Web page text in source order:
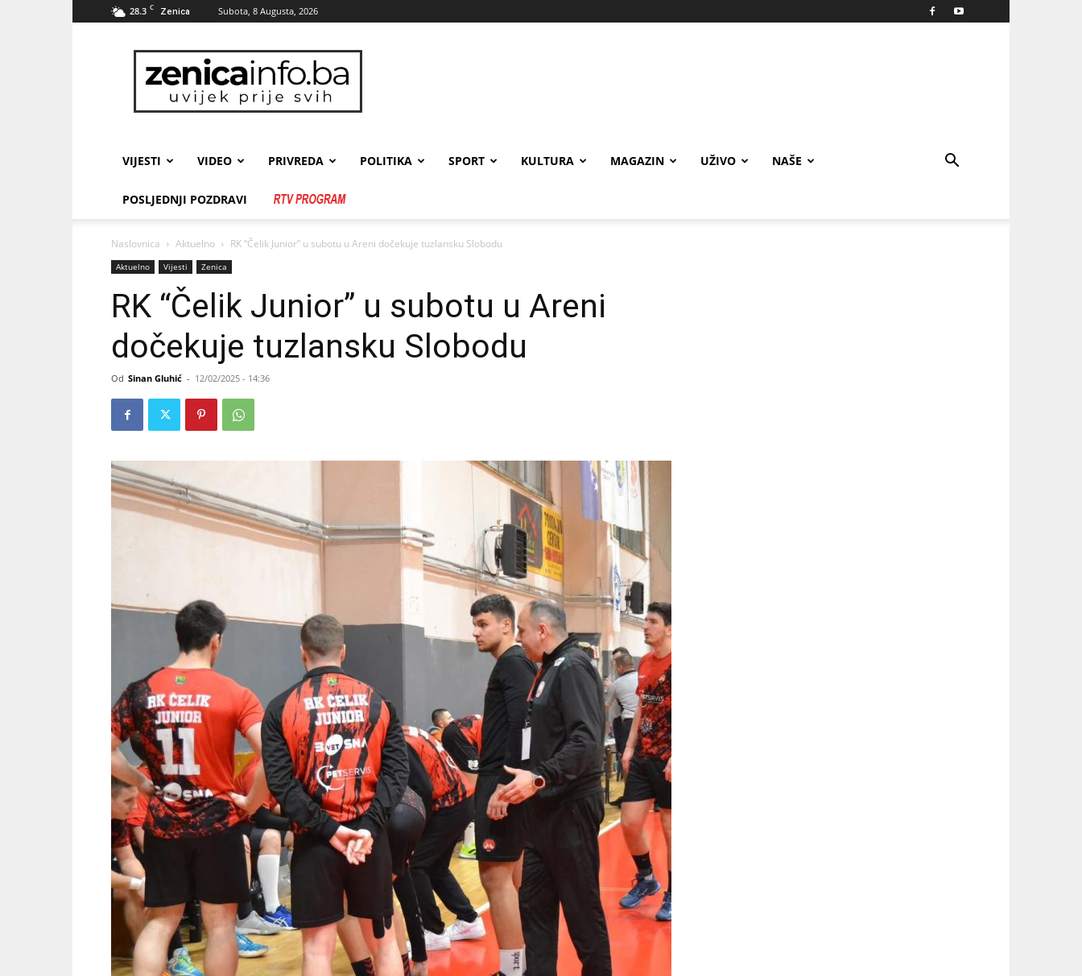
28.3 C Zenica Subota, 8 Augusta, 2026
zenicainfo.ba
VIJESTI VIDEO PRIVREDA POLITIKA SPORT KULTURA MAGAZIN UŽIVO NAŠE
POSLJEDNJI POZDRAVI
Naslovnica Aktuelno RK “Čelik Junior” u subotu u Areni dočekuje tuzlansku Slobodu
Aktuelno Vijesti Zenica
RK “Čelik Junior” u subotu u Areni
dočekuje tuzlansku Slobodu
Od Sinan Gluhić - 12/02/2025 - 14:36